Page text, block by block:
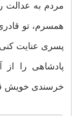
مردم به عدالت
همسرم، تو
پسرى عنایت
پادشاهى را
خرسندى خویش